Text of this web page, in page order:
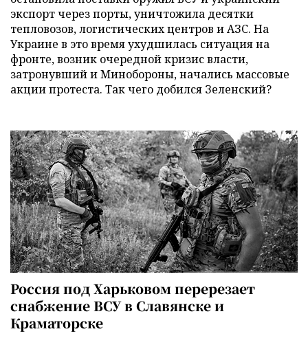
экспорт через порты, уничтожила десятки
тепловозов, логистических центров и АЗС. На
Украине в это время ухудшилась ситуация на
фронте, возник очередной кризис власти,
затронувший и Минобороны, начались массовые
акции протеста. Так чего добился Зеленский?
Россия под Харьковом перерезает
снабжение ВСУ в Славянске и
Краматорске